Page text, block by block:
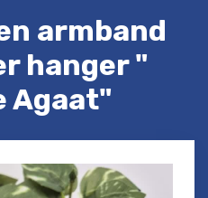
armband
hanger "
Agaat"